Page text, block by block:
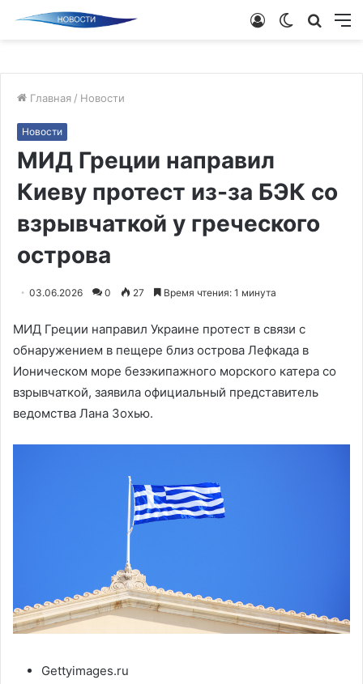
Поиск
Switch
Войти
Главная / Новости
Новости
МИД Греции направил
Киеву протест из-за БЭК со
взрывчаткой у греческого
острова
03.06.2026 0 27 Время чтения: 1 минута
МИД Греции направил Украине протест в связи с
обнаружением в пещере близ острова Лефкада в
Ионическом море безэкипажного морского катера со
взрывчаткой, заявила официальный представитель
ведомства Лана Зохью.
Gettyimages.ru